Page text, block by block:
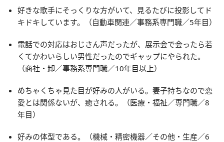
好きな歌手にそっくりな方がいて、見るたびに投影してド
キドキしています。（自動車関連／事務系専門職／5年目）
電話での対応はおじさん声だったが、展示会で会ったら若
くてかわいらしい男性だったのでギャップにやられた。
（商社・卸／事務系専門職／10年目以上）
めちゃくちゃ見た目が好みの人がいる。妻子持ちなので恋
愛とは関係ないが、癒される。（医療・福祉／専門職／8
年目）
好みの体型である。（機械・精密機器／その他・生産／6